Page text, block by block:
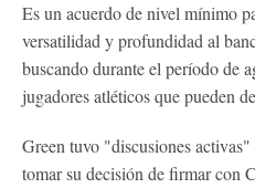
Es un acuerdo de nivel mínimo
versatilidad y profundidad al
buscando durante el período de
jugadores atléticos que pueden
Green tuvo "discusiones activas"
tomar su decisión de firmar con